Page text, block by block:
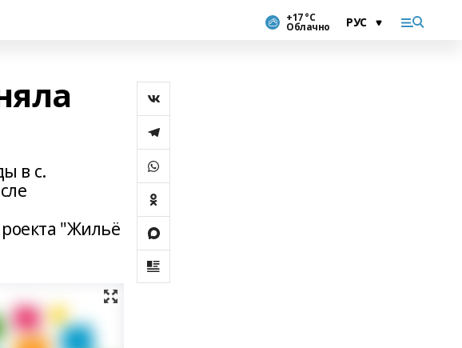
+17 °С
Облачно
в с.
"Жильё